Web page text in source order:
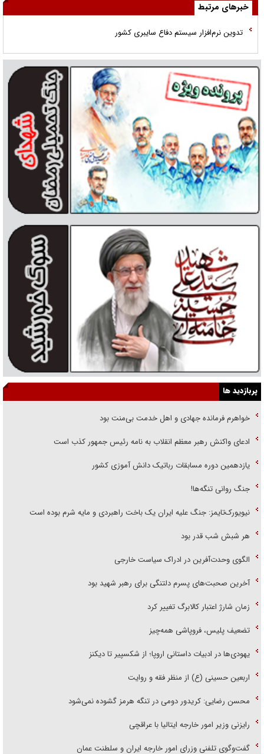
خبرهای مرتبط
تدوین نرم‌افزار سیستم دفاع سایبری کشور
پربازدید ها
خواهرم فرمانده جهادی و اهل خدمت بی‌منت بود
ادعای واکنش رهبر معظم انقلاب به نامه رئیس جمهور کذب است
یازدهمین دوره مسابقات رباتیک دانش آموزی کشور
جنگ روانی تنگه‌ها!
نیویورک‌تایمز: جنگ علیه ایران یک باخت راهبردی و مایه شرم بوده است
هر شبش شب قدر بود
الگوی وحدت‌آفرین در ادراک سیاست خارجی
آخرین صحبت‌های پسرم دلتنگی برای رهبر شهید بود
زمان شارژ اعتبار کالابرگ تغییر کرد
تضعیف پلیس، فروپاشی همه‌چیز
یهودی‌ها در ادبیات داستانی اروپا؛ از شکسپیر تا دیکنز
اربعین حسینی (ع) از منظر فقه و روایت
محسن رضایی: کریدور دومی در تنگه هرمز گشوده نمی‌شود
رایزنی وزیر امور خارجه ایتالیا با عراقچی
گفت‌وگوی تلفنی وزرای امور خارجه ایران و سلطنت عمان